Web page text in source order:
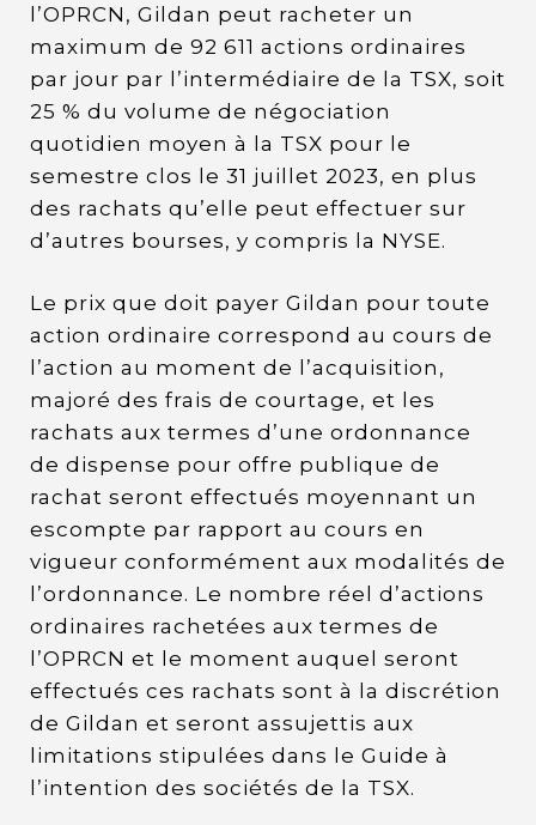
l’OPRCN, Gildan peut racheter un
maximum de 92 611 actions ordinaires
par jour par l’intermédiaire de la TSX, soit
25 % du volume de négociation
quotidien moyen à la TSX pour le
semestre clos le 31 juillet 2023, en plus
des rachats qu’elle peut effectuer sur
d’autres bourses, y compris la NYSE.
Le prix que doit payer Gildan pour toute
action ordinaire correspond au cours de
l’action au moment de l’acquisition,
majoré des frais de courtage, et les
rachats aux termes d’une ordonnance
de dispense pour offre publique de
rachat seront effectués moyennant un
escompte par rapport au cours en
vigueur conformément aux modalités de
l’ordonnance. Le nombre réel d’actions
ordinaires rachetées aux termes de
l’OPRCN et le moment auquel seront
effectués ces rachats sont à la discrétion
de Gildan et seront assujettis aux
limitations stipulées dans le Guide à
l’intention des sociétés de la TSX.